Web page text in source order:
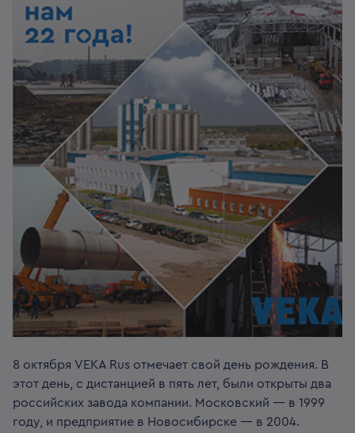
8 октября VEKA Rus отмечает свой день рождения. В
этот день, с дистанцией в пять лет, были открыты два
российских завода компании. Московский — в 1999
году, и предприятие в Новосибирске — в 2004.